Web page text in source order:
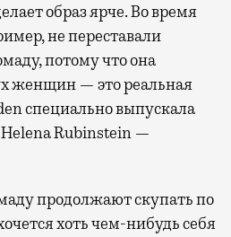
образ ярче. Во время
не переставали
потому что она
женщин — это реальная
специально выпускала
Rubinstein —
продолжают скупать по
хоть чем-нибудь себя